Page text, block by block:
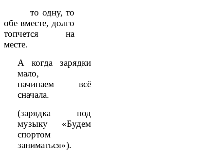
то одну, то
обе вместе, долго
топчется на
месте.
А когда зарядки
мало,
начинаем всё
сначала.
(зарядка под
музыку «Будем
спортом
заниматься»).